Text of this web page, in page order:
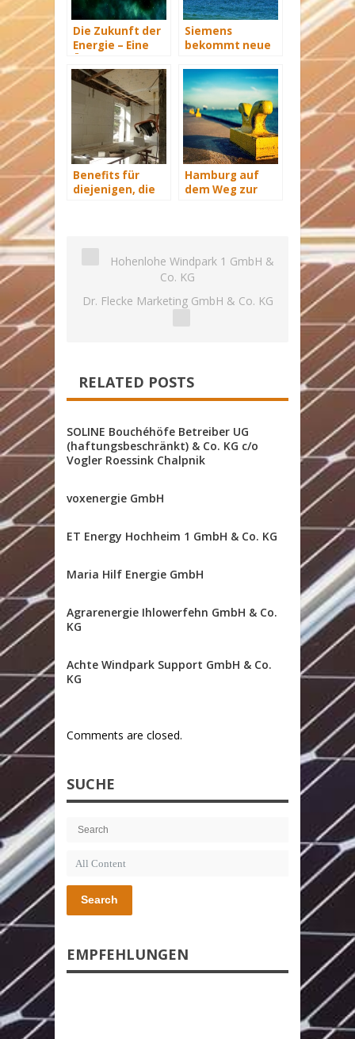
Die Zukunft der
Energie – Eine
Siemens
bekommt neue
Schiffe
Benefits für
diejenigen, die
Hamburg auf
dem Weg zur
Hohenlohe Windpark 1 GmbH &
Co. KG
Dr. Flecke Marketing GmbH & Co. KG
RELATED POSTS
SOLINE Bouchéhöfe Betreiber UG
(haftungsbeschränkt) & Co. KG c/o
Vogler Roessink Chalpnik
voxenergie GmbH
ET Energy Hochheim 1 GmbH & Co. KG
Maria Hilf Energie GmbH
Agrarenergie Ihlowerfehn GmbH & Co.
KG
Achte Windpark Support GmbH & Co.
KG
Comments are closed.
SUCHE
Search
EMPFEHLUNGEN